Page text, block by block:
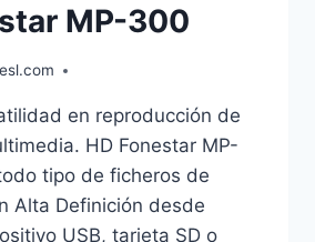
MP-300
en reproducción de
HD Fonestar MP-
tipo de ficheros de
Alta Definición desde
USB, tarjeta SD o